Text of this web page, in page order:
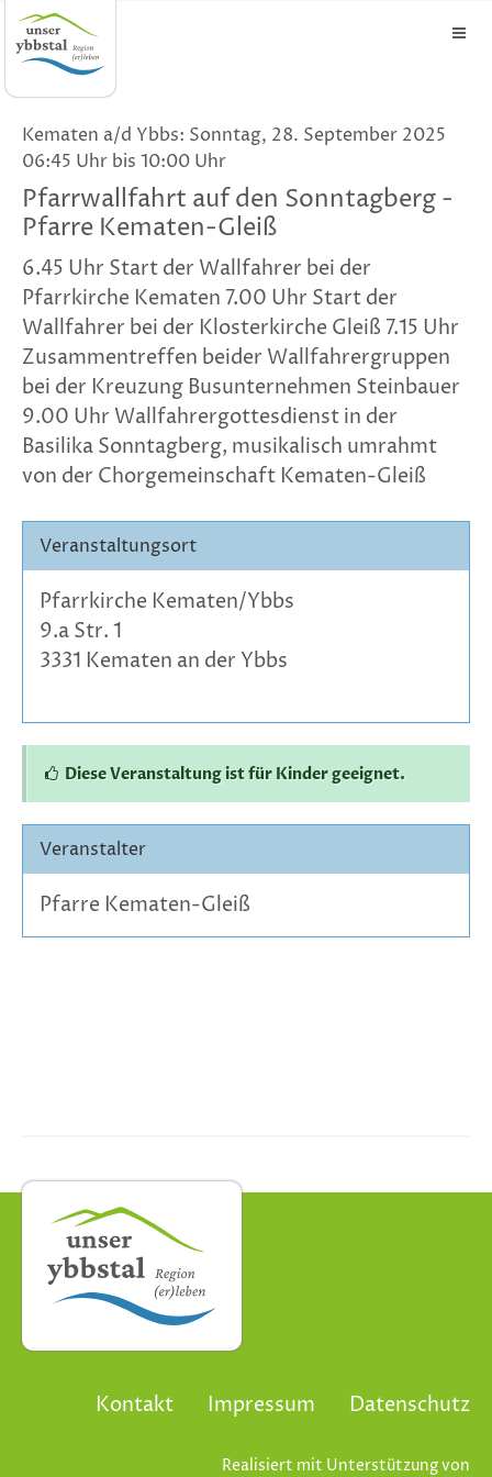
Kematen a/d Ybbs: Sonntag, 28. September 2025
06:45 Uhr bis 10:00 Uhr
Pfarrwallfahrt auf den Sonntagberg -
Pfarre Kematen-Gleiß
6.45 Uhr Start der Wallfahrer bei der
Pfarrkirche Kematen 7.00 Uhr Start der
Wallfahrer bei der Klosterkirche Gleiß 7.15 Uhr
Zusammentreffen beider Wallfahrergruppen
bei der Kreuzung Busunternehmen Steinbauer
9.00 Uhr Wallfahrergottesdienst in der
Basilika Sonntagberg, musikalisch umrahmt
von der Chorgemeinschaft Kematen-Gleiß
Veranstaltungsort
Pfarrkirche Kematen/Ybbs
9.a Str. 1
3331 Kematen an der Ybbs
Diese Veranstaltung ist für Kinder geeignet.
Veranstalter
Pfarre Kematen-Gleiß
Kontakt Impressum Datenschutz
Realisiert mit Unterstützung von